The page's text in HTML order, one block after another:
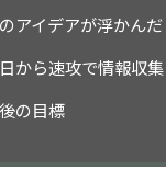
アイデアが浮かんだ
から速攻で情報収集
の目標